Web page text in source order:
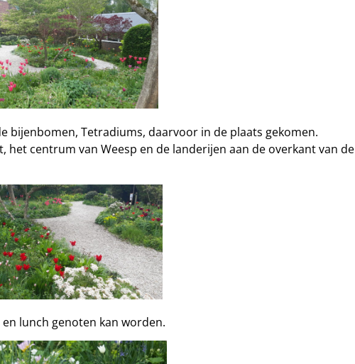
bijenbomen, Tetradiums, daarvoor in de plaats gekomen.
centrum van Weesp en de landerijen aan de overkant van de
lunch genoten kan worden.